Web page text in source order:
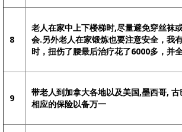
8
老人在家中上下楼梯时,尽量避免穿丝袜
会.另外老人在家锻炼也要注意安全，我
时，扭伤了腰最后治疗花了6000多，并
9
带老人到加拿大各地以及美国,墨西哥,
相应的保险以备万一